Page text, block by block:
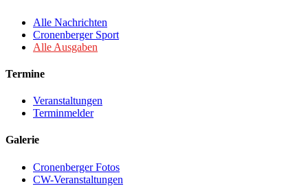
Alle Nachrichten
Cronenberger Sport
Alle Ausgaben
Termine
Veranstaltungen
Terminmelder
Galerie
Cronenberger Fotos
CW-Veranstaltungen